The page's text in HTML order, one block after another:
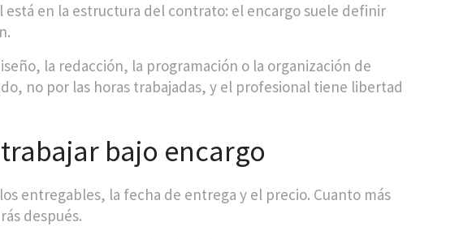
en la estructura del contrato: el encargo suele definir
la redacción, la programación o la organización de
no por las horas trabajadas, y el profesional tiene libertad
bajo encargo
entregables, la fecha de entrega y el precio. Cuanto más
después.